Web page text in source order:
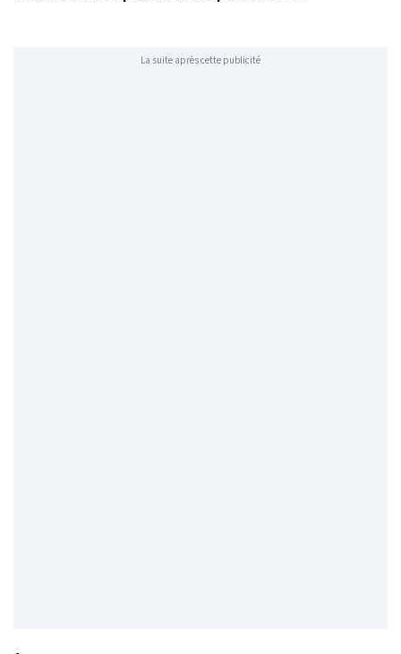
La suite après cette publicité